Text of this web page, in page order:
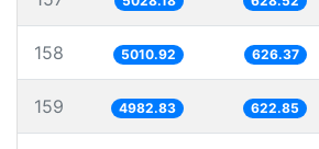
158 5010.92 626.37
159 4982.83 622.85